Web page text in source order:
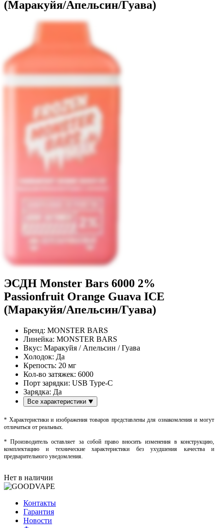
(Маракуйя/Апельсин/Гуава)
ЭСДН Monster Bars 6000 2%
Passionfruit Orange Guava ICE
(Маракуйя/Апельсин/Гуава)
Бренд: MONSTER BARS
Линейка: MONSTER BARS
Вкус: Маракуйя / Апельсин / Гуава
Холодок: Да
Крепость: 20 мг
Кол-во затяжек: 6000
Порт зарядки: USB Type-C
Зарядка: Да
Все характеристики
* Характеристики и изображения товаров представлены для ознакомления и могут
отличаться от реальных.
* Производитель оставляет за собой право вносить изменения в конструкцию,
комплектацию и технические характеристики без ухудшения качества и
предварительного уведомления.
Нет в наличии
Контакты
Гарантия
Новости